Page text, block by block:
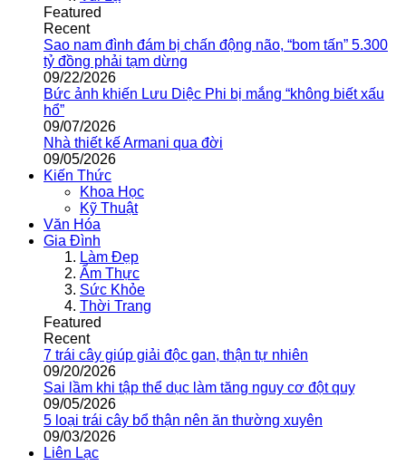
Featured
Recent
Sao nam đình đám bị chấn động não, “bom tấn” 5.300
tỷ đồng phải tạm dừng
09/22/2026
Bức ảnh khiến Lưu Diệc Phi bị mắng “không biết xấu
hổ”
09/07/2026
Nhà thiết kế Armani qua đời
09/05/2026
Kiến Thức
Khoa Học
Kỹ Thuật
Văn Hóa
Gia Đình
Làm Đẹp
Ẩm Thực
Sức Khỏe
Thời Trang
Featured
Recent
7 trái cây giúp giải độc gan, thận tự nhiên
09/20/2026
Sai lầm khi tập thể dục làm tăng nguy cơ đột quỵ
09/05/2026
5 loại trái cây bổ thận nên ăn thường xuyên
09/03/2026
Liên Lạc